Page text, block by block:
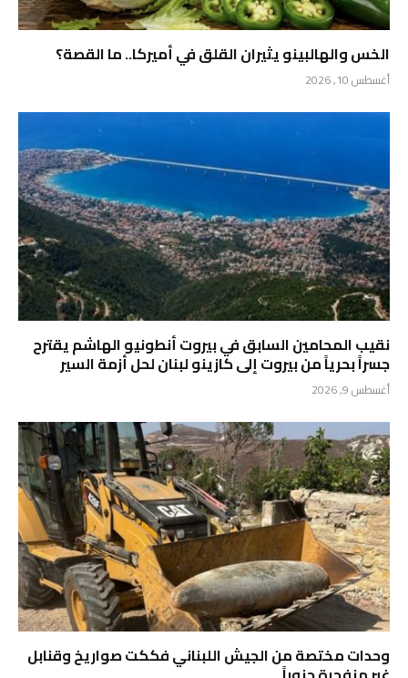
الخس والهالبينو يثيران القلق في أميركا.. ما القصة؟
أغسطس 10, 2026
نقيب المحامين السابق في بيروت أنطونيو الهاشم يقترح
جسراً بحرياً من بيروت إلى كازينو لبنان لحل أزمة السير
أغسطس 9, 2026
وحدات مختصة من الجيش اللبناني فككت صواريخ وقنابل